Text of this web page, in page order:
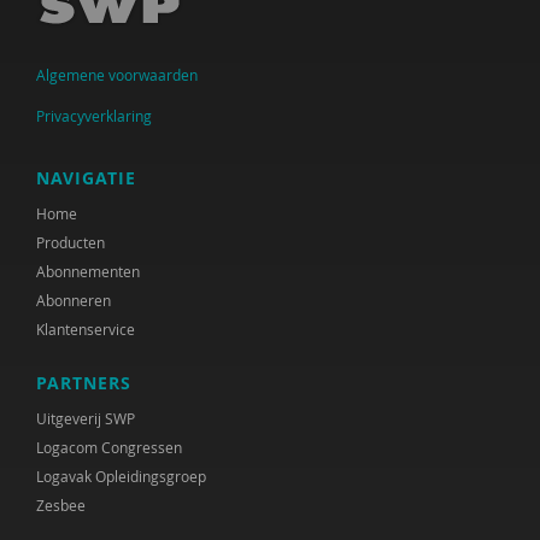
António A. da Graça
Remmert Daas
Geert ten Dam
Saskia Daru
Paul Dekker
Maartje van Dijken
Anne Bert Dijkstra
Peter Paul Doodkorte
Nicole Doornink
Godfried Engbersen
Algemene voorwaarden
Privacyverklaring
NAVIGATIE
Home
Producten
Abonnementen
Abonneren
Klantenservice
PARTNERS
Uitgeverij SWP
Logacom Congressen
Logavak Opleidingsgroep
Zesbee